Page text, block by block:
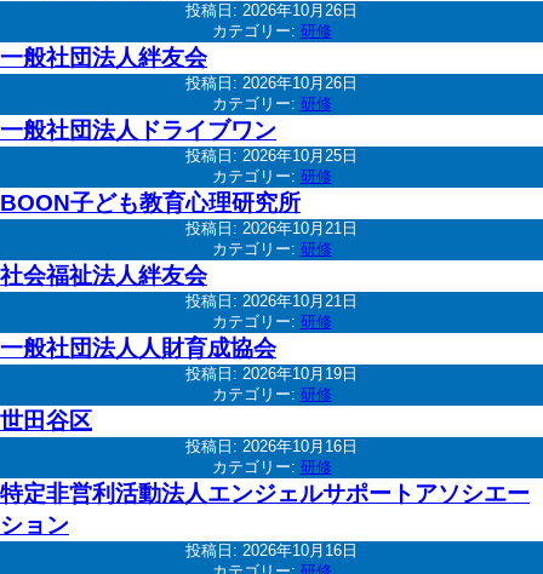
投稿日: 2026年10月26日
カテゴリー: 研修
一般社団法人絆友会
投稿日: 2026年10月26日
カテゴリー: 研修
一般社団法人ドライブワン
投稿日: 2026年10月25日
カテゴリー: 研修
BOON子ども教育心理研究所
投稿日: 2026年10月21日
カテゴリー: 研修
社会福祉法人絆友会
投稿日: 2026年10月21日
カテゴリー: 研修
一般社団法人人財育成協会
投稿日: 2026年10月19日
カテゴリー: 研修
世田谷区
投稿日: 2026年10月16日
カテゴリー: 研修
特定非営利活動法人エンジェルサポートアソシエー
ション
投稿日: 2026年10月16日